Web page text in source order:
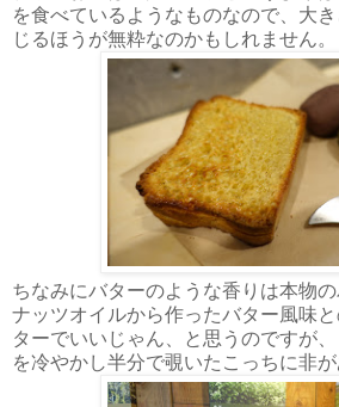
を食べているようなものなので、大
じるほうが無粋なのかもしれません。
ちなみにバターのような香りは本物
ナッツオイルから作ったバター風味
ターでいいじゃん、と思うのですが
を冷やかし半分で覗いたこっちに非が